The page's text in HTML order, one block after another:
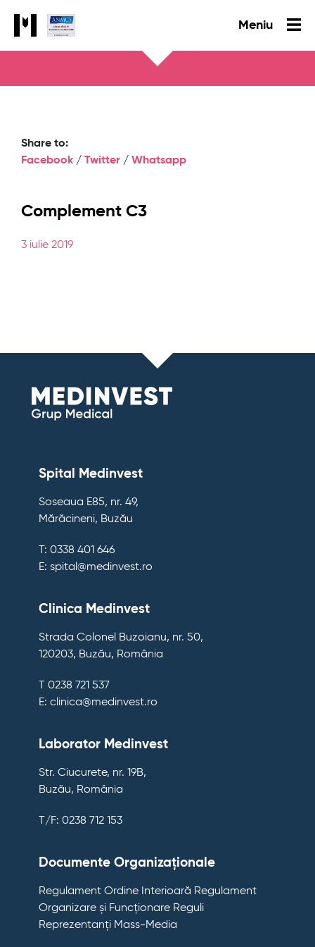
Meniu
Share to:
Facebook / Twitter / Whatsapp
Complement C3
3 iulie 2019
Spital Medinvest
Soseaua E85, nr. 49,
Mărăcineni, Buzău
T: 0338 401 646
E: spital@medinvest.ro
Clinica Medinvest
Strada Colonel Buzoianu, nr. 50,
120203, Buzău, România
T 0238 721 537
E: clinica@medinvest.ro
Laborator Medinvest
Str. Ciucurete, nr. 19B,
Buzău, România
T/F: 0238 712 153
Documente Organizaționale
Regulament Ordine Interioară Regulament
Organizare și Funcționare Reguli
Reprezentanți Mass-Media